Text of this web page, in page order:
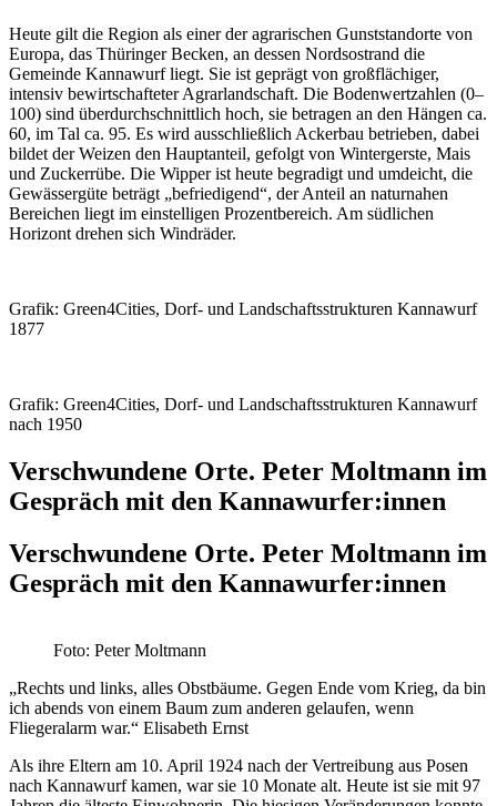
Heute gilt die Region als einer der agrarischen Gunststandorte von
Europa, das Thüringer Becken, an dessen Nordsostrand die
Gemeinde Kannawurf liegt. Sie ist geprägt von großflächiger,
intensiv bewirtschafteter Agrarlandschaft. Die Bodenwertzahlen (0–
100) sind überdurchschnittlich hoch, sie betragen an den Hängen ca.
60, im Tal ca. 95. Es wird ausschließlich Ackerbau betrieben, dabei
bildet der Weizen den Hauptanteil, gefolgt von Wintergerste, Mais
und Zuckerrübe. Die Wipper ist heute begradigt und umdeicht, die
Gewässergüte beträgt „befriedigend“, der Anteil an naturnahen
Bereichen liegt im einstelligen Prozentbereich. Am südlichen
Horizont drehen sich Windräder.
Grafik: Green4Cities, Dorf- und Landschaftsstrukturen Kannawurf
1877
Grafik: Green4Cities, Dorf- und Landschaftsstrukturen Kannawurf
nach 1950
Verschwundene Orte. Peter Moltmann im
Gespräch mit den Kannawurfer:innen
Verschwundene Orte. Peter Moltmann im
Gespräch mit den Kannawurfer:innen
Foto: Peter Moltmann
„Rechts und links, alles Obstbäume. Gegen Ende vom Krieg, da bin
ich abends von einem Baum zum anderen gelaufen, wenn
Fliegeralarm war.“ Elisabeth Ernst
Als ihre Eltern am 10. April 1924 nach der Vertreibung aus Posen
nach Kannawurf kamen, war sie 10 Monate alt. Heute ist sie mit 97